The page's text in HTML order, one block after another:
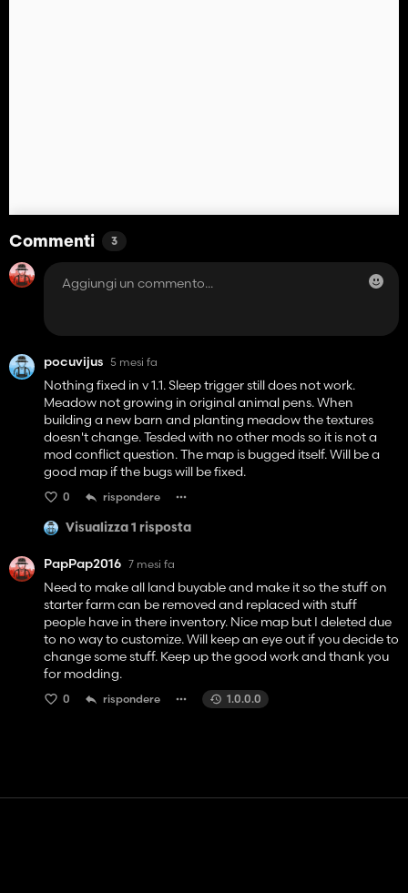
Commenti 3
pocuvijus 5 mesi fa
Nothing fixed in v 1.1. Sleep trigger still does not work.
Meadow not growing in original animal pens. When
building a new barn and planting meadow the textures
doesn't change. Tesded with no other mods so it is not a
mod conflict question. The map is bugged itself. Will be a
good map if the bugs will be fixed.
0 rispondere
Visualizza 1 risposta
PapPap2016 7 mesi fa
Need to make all land buyable and make it so the stuff on
starter farm can be removed and replaced with stuff
people have in there inventory. Nice map but I deleted due
to no way to customize. Will keep an eye out if you decide to
change some stuff. Keep up the good work and thank you
for modding.
0 rispondere 1.0.0.0